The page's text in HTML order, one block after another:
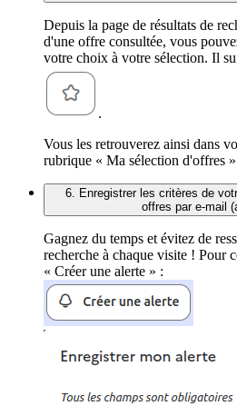
Depuis la page de résultats de
d'une offre consultée, vous
votre choix à votre sélection. Il
.
Vous les retrouverez ainsi dans
rubrique « Ma sélection d'offres
6. Enregistrer les critères de
offres par e-mail
Gagnez du temps et évitez de
recherche à chaque visite ! Pour
« Créer une alerte » :